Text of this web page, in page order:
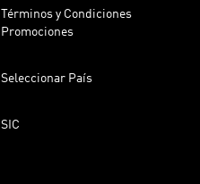
Términos y Condiciones
Promociones
Seleccionar País
SIC